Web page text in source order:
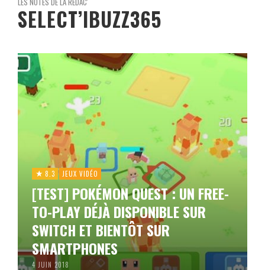
SELECT’IBUZZ365
8.3 JEUX VIDÉO
[TEST] POKÉMON QUEST : UN FREE-
TO-PLAY DÉJÀ DISPONIBLE SUR
SWITCH ET BIENTÔT SUR
SMARTPHONES
4 JUIN 2018